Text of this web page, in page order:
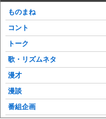
ものまね
コント
トーク
歌・リズムネタ
漫才
漫談
番組企画